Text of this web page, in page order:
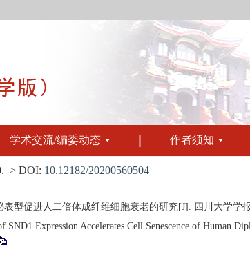
学术交流/编委动态 作者须知
> DOI: 10.12182/20200560504
型促进人二倍体成纤维细胞衰老的研究[J]. 四川大学学
Expression Accelerates Cell Senescence of Human